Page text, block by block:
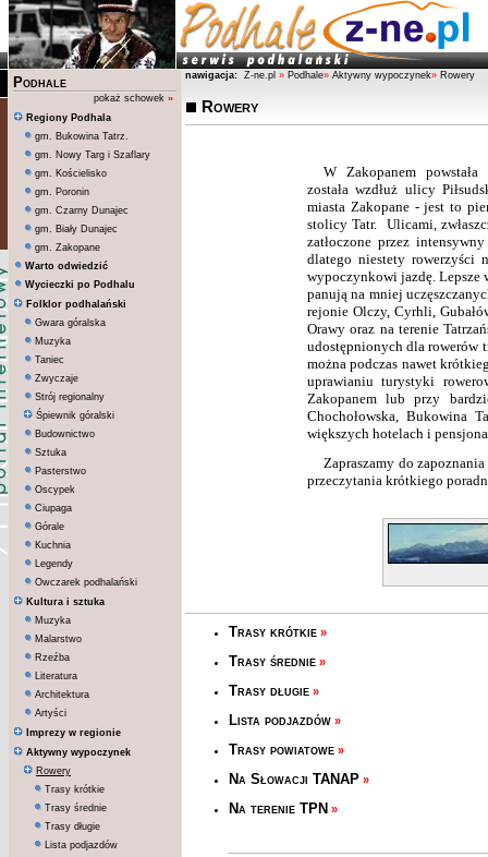
Podhale
pokaż schowek »
Regiony Podhala
gm. Bukowina Tatrz.
gm. Nowy Targ i Szaflary
gm. Kościelisko
gm. Poronin
gm. Czarny Dunajec
gm. Biały Dunajec
gm. Zakopane
Warto odwiedzić
Wycieczki po Podhalu
Folklor podhalański
Gwara góralska
Muzyka
Taniec
Zwyczaje
Strój regionalny
Śpiewnik góralski
Budownictwo
Sztuka
Pasterstwo
Oscypek
Ciupaga
Górale
Kuchnia
Legendy
Owczarek podhalański
Kultura i sztuka
Muzyka
Malarstwo
Rzeźba
Literatura
Architektura
Artyści
Imprezy w regionie
Aktywny wypoczynek
Rowery
Trasy krótkie
Trasy średnie
Trasy długie
Lista podjazdów
nawigacja: Z-ne.pl » Podhale» Aktywny wypoczynek» Rowery
Rowery
W Zakopanem
została wzdłuż ulicy
miasta Zakopane - jest to
stolicy Tatr. Ulicami,
zatłoczone przez
dlatego niestety rowerzyści
wypoczynkowi jazdę.Lepsze
panują na mniej
rejonie Olczy, Cyrhli,
Orawyoraz na terenie
udostępnionych dla rowerów
można podczas nawet krótki
uprawianiu turystyki
Zakopanem lub przy
Chochołowska, Bukowina
większych hotelach i
Zapraszamy do
przeczytania krótkiego
Trasy krótkie »
Trasy średnie »
Trasy długie »
Lista podjazdów »
Trasy powiatowe »
Na Słowacji TANAP »
Na terenie TPN »